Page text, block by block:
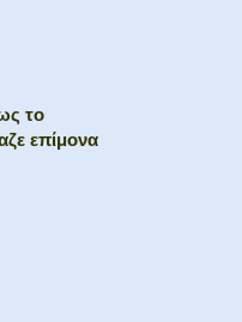
το
επίμονα